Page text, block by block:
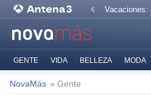
Vacaciones:
GENTE VIDA BELLEZA MODA
NovaMás » Gente